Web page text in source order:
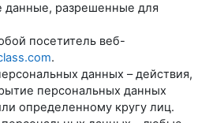
данные, разрешенные для
посетитель веб-
.
данных – действия,
персональных данных
определенному кругу лиц.